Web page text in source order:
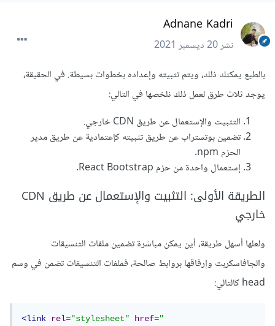
Adnane Kadri
نشر20 ديسمبر 2021
بالطبع يمكنك ذلك، ويتم تثبيته وإعداده بخطوات بسيطة. في الحقيقة،
يوجد ثلاث طرق لعمل ذلك نلخصها في التالي:
التثبيت والإستعمال عن طريق CDN خارجي.
تضمين بوتستراب عن طريق تثبيته كإعتمادية عن طريق مدير
الحزم npm.
إستعمال واحدة من حزم React Bootstrap.
الطريقة الأولى: التثبيت والإستعمال عن طريق CDN
خارجي
ولعلها أسهل طريقة، أين يمكن مباشرة تضمين ملفات التنسيقات
والجافاسكربت وإرفاقها بروابط صالحة، فملفات التنسيقات تضمن في وسم
head كالتالي:
<link rel="stylesheet" href="